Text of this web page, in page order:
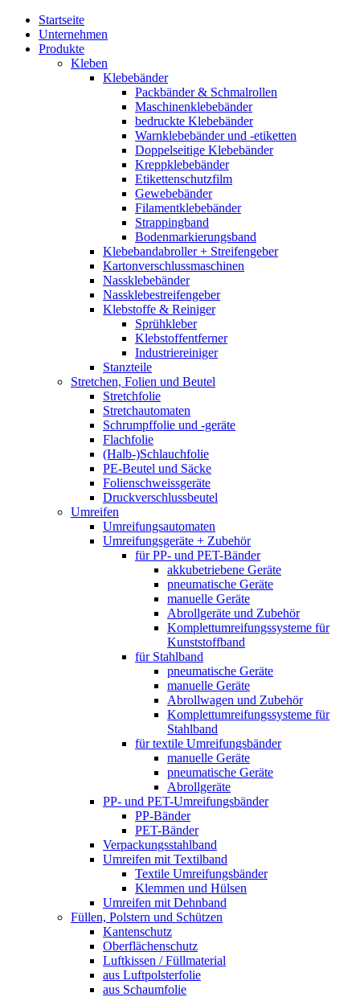
Startseite
Unternehmen
Produkte
Kleben
Klebebänder
Packbänder & Schmalrollen
Maschinenklebebänder
bedruckte Klebebänder
Warnklebebänder und -etiketten
Doppelseitige Klebebänder
Kreppklebebänder
Etikettenschutzfilm
Gewebebänder
Filamentklebebänder
Strappingband
Bodenmarkierungsband
Klebebandabroller + Streifengeber
Kartonverschlussmaschinen
Nassklebebänder
Nassklebestreifengeber
Klebstoffe & Reiniger
Sprühkleber
Klebstoffentferner
Industriereiniger
Stanzteile
Stretchen, Folien und Beutel
Stretchfolie
Stretchautomaten
Schrumpffolie und -geräte
Flachfolie
(Halb-)Schlauchfolie
PE-Beutel und Säcke
Folienschweissgeräte
Druckverschlussbeutel
Umreifen
Umreifungsautomaten
Umreifungsgeräte + Zubehör
für PP- und PET-Bänder
akkubetriebene Geräte
pneumatische Geräte
manuelle Geräte
Abrollgeräte und Zubehör
Komplettumreifungssysteme für
Kunststoffband
für Stahlband
pneumatische Geräte
manuelle Geräte
Abrollwagen und Zubehör
Komplettumreifungssysteme für
Stahlband
für textile Umreifungsbänder
manuelle Geräte
pneumatische Geräte
Abrollgeräte
PP- und PET-Umreifungsbänder
PP-Bänder
PET-Bänder
Verpackungsstahlband
Umreifen mit Textilband
Textile Umreifungsbänder
Klemmen und Hülsen
Umreifen mit Dehnband
Füllen, Polstern und Schützen
Kantenschutz
Oberflächenschutz
Luftkissen / Füllmaterial
aus Luftpolsterfolie
aus Schaumfolie